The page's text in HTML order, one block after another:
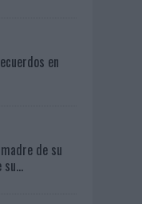
en
de su